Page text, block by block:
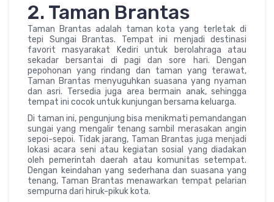
2. Taman Brantas
Taman Brantas adalah taman kota yang terletak di
tepi Sungai Brantas. Tempat ini menjadi destinasi
favorit masyarakat Kediri untuk berolahraga atau
sekadar bersantai di pagi dan sore hari. Dengan
pepohonan yang rindang dan taman yang terawat,
Taman Brantas menyuguhkan suasana yang nyaman
dan asri. Tersedia juga area bermain anak, sehingga
tempat ini cocok untuk kunjungan bersama keluarga.
Di taman ini, pengunjung bisa menikmati pemandangan
sungai yang mengalir tenang sambil merasakan angin
sepoi-sepoi. Tidak jarang, Taman Brantas juga menjadi
lokasi acara seni atau kegiatan sosial yang diadakan
oleh pemerintah daerah atau komunitas setempat.
Dengan keindahan yang sederhana dan suasana yang
tenang, Taman Brantas menawarkan tempat pelarian
sempurna dari hiruk-pikuk kota.